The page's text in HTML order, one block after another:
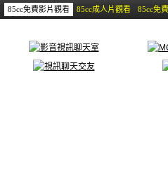
85cc免費影片觀看 85cc成人片觀看 85cc免